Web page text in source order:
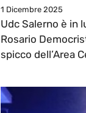
1 Dicembre 2025
Udc Salerno è in
Rosario
spicco dell’Area